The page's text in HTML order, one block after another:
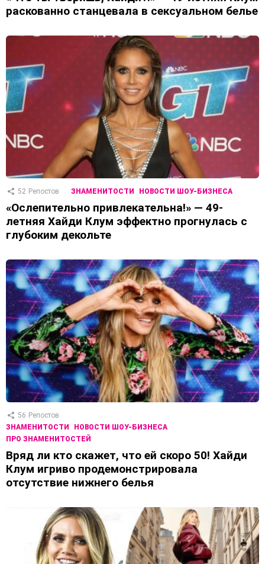
раскованно станцевала в сексуальном белье
52 Репостов ЗНАМЕНИТОСТИ НОВОСТИ ШОУ-БИЗНЕСА
«Ослепительно привлекательна!» — 49-
летняя Хайди Клум эффектно прогнулась с
глубоким декольте
56 Репостов
ЗНАМЕНИТОСТИ
НОВОСТИ ШОУ-БИЗНЕСА
ПРО ЗНАМЕНИТОСТЕЙ
Вряд ли кто скажет, что ей скоро 50! Хайди
Клум игриво продемонстрировала
отсутствие нижнего белья